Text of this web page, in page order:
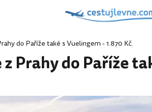
do Paříže také s Vuelingem - 1.870 Kč.
Prahy do Paříže